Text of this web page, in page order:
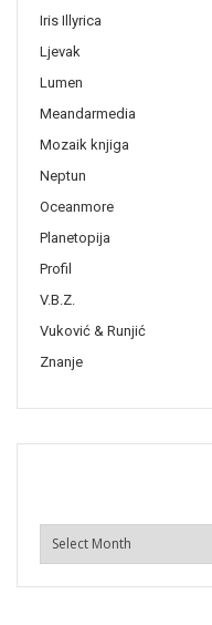
Iris Illyrica
Ljevak
Lumen
Meandarmedia
Mozaik knjiga
Neptun
Oceanmore
Planetopija
Profil
V.B.Z.
Vuković & Runjić
Znanje